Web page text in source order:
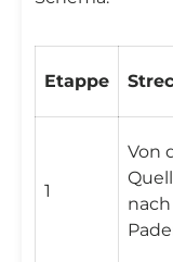
Etappe
1
Von
nach